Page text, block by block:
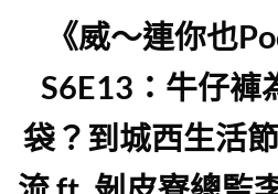
《威～連你也
S6E13：牛仔褲
袋？到城西生活